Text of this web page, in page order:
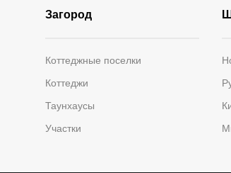
Загород
Коттеджные поселки
Коттеджи
Таунхаусы
Участки